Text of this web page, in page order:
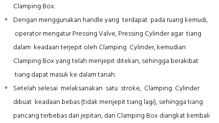
Clamping Box.
Dengan menggunakan handle yang terdapat pada ruang kemudi,
operator mengatur Pressing Valve, Pressing Cylinder agar tiang
dalam keadaan terjepit oleh Clamping Cylinder, kemudian
Clamping Box yang telah menjepit ditekan, sehingga berakibat
tiang dapat masuk ke dalam tanah.
Setelah selesai melaksanakan satu stroke, Clamping Cylinder
dibuat keadaan bebas (tidak menjepit tiang lagi), sehingga tiang
pancang terbebas dari jepitan, dan Clamping Box diangkat kembali